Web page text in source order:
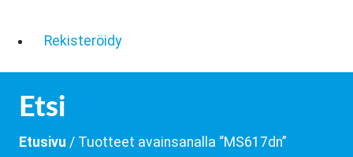
Rekisteröidy
Etsi
Etusivu / Tuotteet avainsanalla “MS617dn”